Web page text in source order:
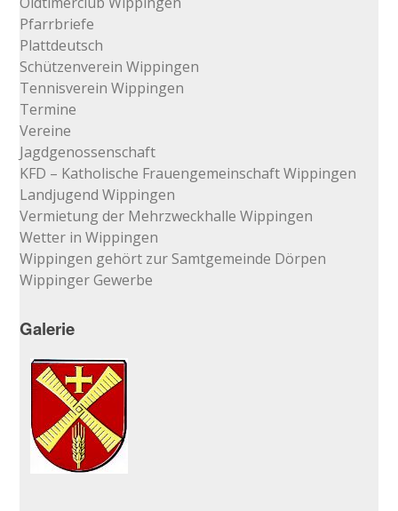
Pfarrbriefe
Plattdeutsch
Schützenverein Wippingen
Tennisverein Wippingen
Termine
Vereine
Jagdgenossenschaft
KFD – Katholische Frauengemeinschaft Wippingen
Landjugend Wippingen
Vermietung der Mehrzweckhalle Wippingen
Wetter in Wippingen
Wippingen gehört zur Samtgemeinde Dörpen
Wippinger Gewerbe
Galerie